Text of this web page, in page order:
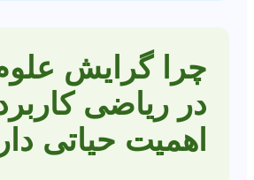
چرا گرایش
در ریاضی
اهمیت حیاتی